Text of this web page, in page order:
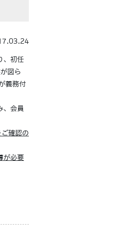
、初任
図ら
義務付
、会員
確認の
が必要